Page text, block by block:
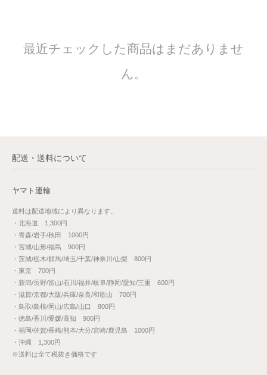
最近チェックした商品はまだありませ
ん。
配送・送料について
ヤマト運輸
送料は配送地域により異なります。
・北海道 1,300円
・青森/岩手/秋田 1000円
・宮城/山形/福島 900円
・茨城/栃木/群馬/埼玉/千葉/神奈川/山梨 800円
・東京 700円
・新潟/長野/富山/石川/福井/岐阜/静岡/愛知/三重 600円
・滋賀/京都/大阪/兵庫/奈良/和歌山 700円
・鳥取/島根/岡山/広島/山口 800円
・徳島/香川/愛媛/高知 900円
・福岡/佐賀/長崎/熊本/大分/宮崎/鹿児島 1000円
・沖縄 1,300円
※送料は全て税抜き価格です